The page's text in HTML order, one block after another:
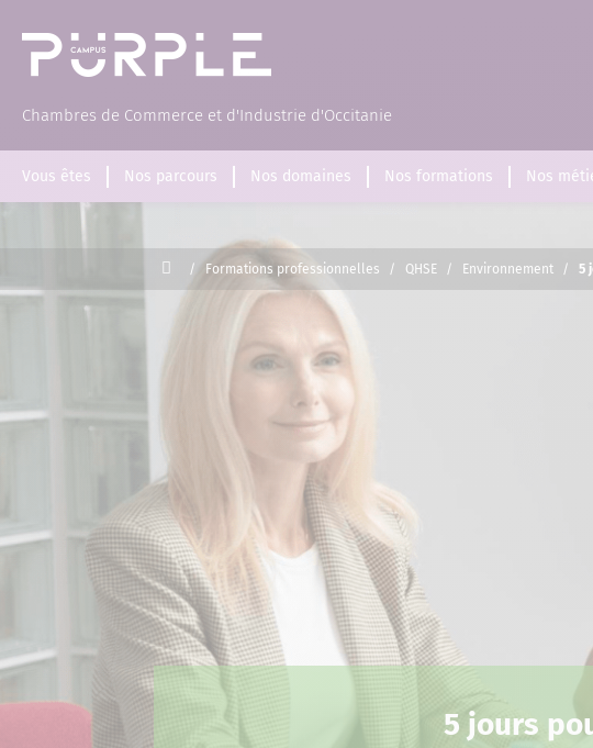
Chambres de Commerce et d'Industrie d'Occitanie
Vous êtes Nos parcours Nos domaines Nos formations Nos
Accueil
/ Formations professionnelles / QHSE / Environnement / 5
5 jours